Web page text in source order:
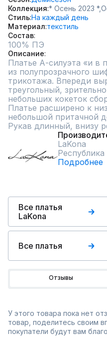
Коллекция * Осень 2023 *,
СтильНа каждый день
Материал текстиль
Состав
100% ПЭ
Описание
Платье А-силуэта «и в
из полупрозрачного
трикотажа. Впереди
треугольный,
небольших кокеток
Платье расширено к
небольшой притачной
Рукав длинный, внизу
LaKona
Республика
Подробнее
Все платья
LaKona
Все платья
Отзывы
У этого товара пока нет
товар, поделитесь своим
покупатели будут вам